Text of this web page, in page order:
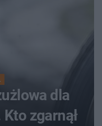
dla
zgarnął